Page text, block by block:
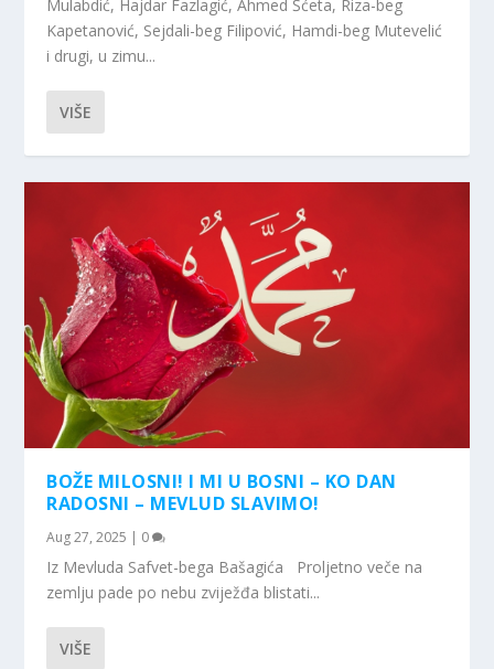
Mulabdić, Hajdar Fazlagić, Ahmed Šćeta, Riza-beg
Kapetanović, Sejdali-beg Filipović, Hamdi-beg Mutevelić
i drugi, u zimu...
VIŠE
BOŽE MILOSNI! I MI U BOSNI – KO DAN
RADOSNI – MEVLUD SLAVIMO!
Aug 27, 2025 | 0
Iz Mevluda Safvet-bega Bašagića Proljetno veče na
zemlju pade po nebu zviježđa blistati...
VIŠE